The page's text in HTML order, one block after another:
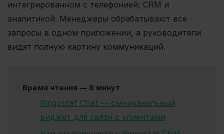
интегрированном с телефонией, CRM и
аналитикой. Менеджеры обрабатывают все
запросы в одном приложении, а руководители
видят полную картину коммуникаций.
Время чтения — 8 минут
Ringostat Chat — омниканальный
виджет для связи с клиентами